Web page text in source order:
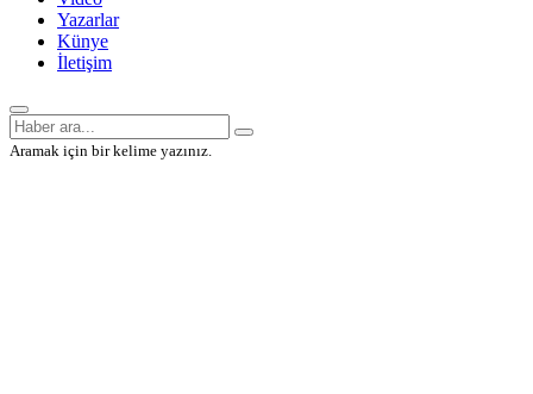
Yazarlar
Künye
İletişim
Aramak için bir kelime yazınız.